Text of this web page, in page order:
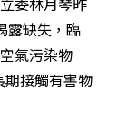
露缺失，臨
氣污染物
期接觸有害物